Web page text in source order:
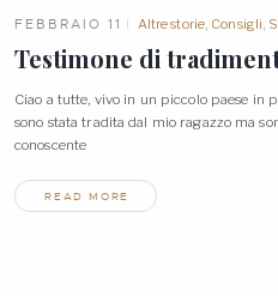
FEBBRAIO 11 Altre storie, Consigli
Testimone di
Ciao a tutte, vivo in un piccolo paese in
sono stata tradita dal mio ragazzo ma
conoscente
READ MORE